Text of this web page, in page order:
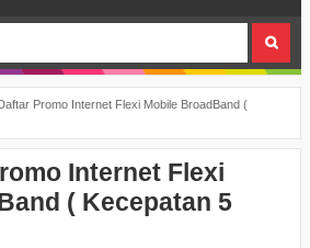
Promo Internet Flexi Mobile BroadBand (
Internet Flexi
( Kecepatan 5